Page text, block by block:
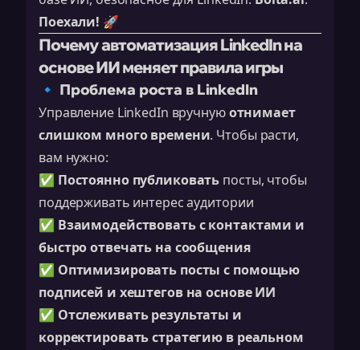
Поехали! 🚀
Почему автоматизация LinkedIn на
основе ИИ меняет правила игры
🔹 Проблема роста в LinkedIn
Управление LinkedIn вручнуюотнимает
слишком много времени. Чтобы расти,
вам нужно:
✅ Постоянно публиковать посты, чтобы
поддерживать интерес аудитории
✅ Взаимодействовать с контактами и
быстро отвечать на сообщения
✅ Оптимизировать посты с помощью
подписей и хештегов на основе ИИ
✅ Отслеживать результаты и
корректировать стратегию в реальном